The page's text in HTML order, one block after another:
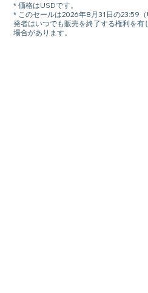
* 価格はUSDです。
* このセールは2026年8月31日の23:59
発者はいつでも販売を終了する権利を
場合があります。